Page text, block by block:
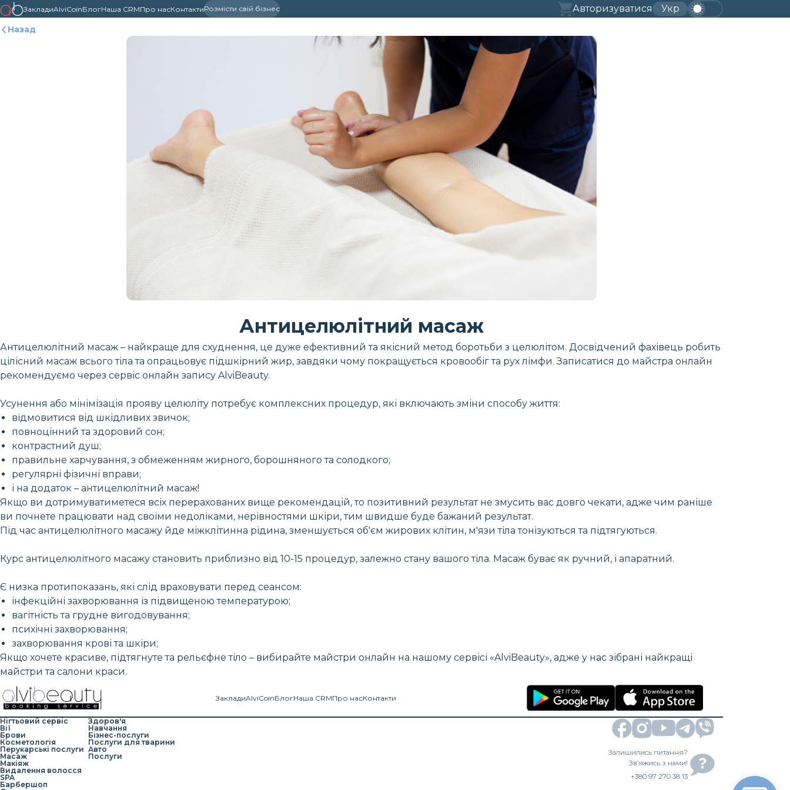
ЗакладиAlviCoinБлогНаша CRMПро насКонтактиРозмісти свій бізнес Авторизуватися Укр
Назад
Антицелюлітний масаж
Антицелюлітний масаж – найкраще для схуднення, це дуже ефективний та якісний метод боротьби з целюлітом. Досвідчений фахівець робить
цілісний масаж всього тіла та опрацьовує підшкірний жир, завдяки чому покращується кровообіг та рух лімфи. Записатися до майстра онлайн
рекомендуємо через сервіс онлайн запису AlviBeauty.
Усунення або мінімізація прояву целюліту потребує комплексних процедур, які включають зміни способу життя:
відмовитися від шкідливих звичок;
повноцінний та здоровий сон;
контрастний душ;
правильне харчування, з обмеженням жирного, борошняного та солодкого;
регулярні фізичні вправи;
і на додаток – антицелюлітний масаж!
Якщо ви дотримуватиметеся всіх перерахованих вище рекомендацій, то позитивний результат не змусить вас довго чекати, адже чим раніше
ви почнете працювати над своїми недоліками, нерівностями шкіри, тим швидше буде бажаний результат.
Під час антицелюлітного масажу йде міжклітинна рідина, зменшується об'єм жирових клітин, м'язи тіла тонізуються та підтягуються.
Курс антицелюлітного масажу становить приблизно від 10-15 процедур, залежно стану вашого тіла. Масаж буває як ручний, і апаратний.
Є низка протипоказань, які слід враховувати перед сеансом:
інфекційні захворювання із підвищеною температурою;
вагітність та грудне вигодовування;
психічні захворювання;
захворювання крові та шкіри;
Якщо хочете красиве, підтягнуте та рельєфне тіло – вибирайте майстри онлайн на нашому сервісі «AlviBeauty», адже у нас зібрані найкращі
майстри та салони краси.
ЗакладиAlviCoinБлогНаша CRMПро насКонтакти
Нігтьовий сервіс
Вії
Брови
Косметологія
Перукарські послуги
Масаж
Макіяж
Видалення волосся
SPA
Барбершоп
Здоров'я
Навчання
Бізнес-послуги
Послуги для тварини
Авто
Послуги
Залишились питання?
Зв’яжись з нами!
+380 97 270 38 13